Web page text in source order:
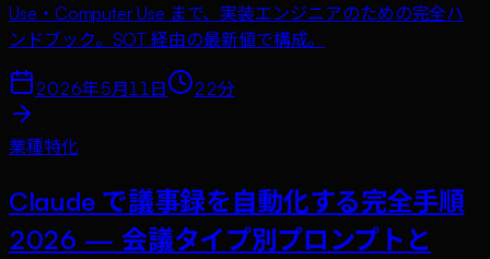
Use・Computer Use まで、実装エンジニアのための完全ハ
ンドブック。SOT 経由の最新値で構成。
2026年5月11日 22分
業種特化
Claude で議事録を自動化する完全手順
2026 — 会議タイプ別プロンプトと